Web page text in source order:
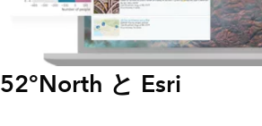
52°North と Esri